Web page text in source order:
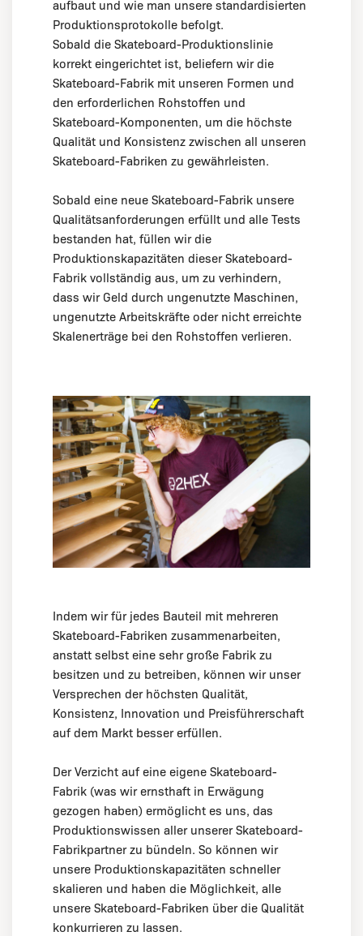
aufbaut und wie man unsere standardisierten
Produktionsprotokolle befolgt.
Sobald die Skateboard-Produktionslinie
korrekt eingerichtet ist, beliefern wir die
Skateboard-Fabrik mit unseren Formen und
den erforderlichen Rohstoffen und
Skateboard-Komponenten, um die höchste
Qualität und Konsistenz zwischen all unseren
Skateboard-Fabriken zu gewährleisten.
Sobald eine neue Skateboard-Fabrik unsere
Qualitätsanforderungen erfüllt und alle Tests
bestanden hat, füllen wir die
Produktionskapazitäten dieser Skateboard-
Fabrik vollständig aus, um zu verhindern,
dass wir Geld durch ungenutzte Maschinen,
ungenutzte Arbeitskräfte oder nicht erreichte
Skalenerträge bei den Rohstoffen verlieren.
Indem wir für jedes Bauteil mit mehreren
Skateboard-Fabriken zusammenarbeiten,
anstatt selbst eine sehr große Fabrik zu
besitzen und zu betreiben, können wir unser
Versprechen der höchsten Qualität,
Konsistenz, Innovation und Preisführerschaft
auf dem Markt besser erfüllen.
Der Verzicht auf eine eigene Skateboard-
Fabrik (was wir ernsthaft in Erwägung
gezogen haben) ermöglicht es uns, das
Produktionswissen aller unserer Skateboard-
Fabrikpartner zu bündeln. So können wir
unsere Produktionskapazitäten schneller
skalieren und haben die Möglichkeit, alle
unsere Skateboard-Fabriken über die Qualität
konkurrieren zu lassen.